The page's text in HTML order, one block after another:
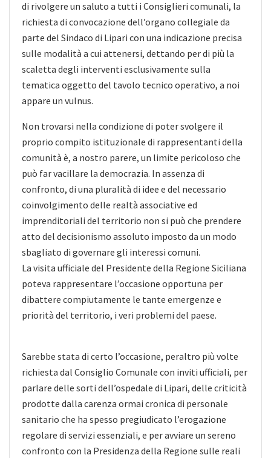
di rivolgere un saluto a tutti i Consiglieri comunali, la
richiesta di convocazione dell’organo collegiale da
parte del Sindaco di Lipari con una indicazione precisa
sulle modalità a cui attenersi, dettando per di più la
scaletta degli interventi esclusivamente sulla
tematica oggetto del tavolo tecnico operativo, a noi
appare un vulnus.
Non trovarsi nella condizione di poter svolgere il
proprio compito istituzionale di rappresentanti della
comunità è, a nostro parere, un limite pericoloso che
può far vacillare la democrazia. In assenza di
confronto, di una pluralità di idee e del necessario
coinvolgimento delle realtà associative ed
imprenditoriali del territorio non si può che prendere
atto del decisionismo assoluto imposto da un modo
sbagliato di governare gli interessi comuni.
La visita ufficiale del Presidente della Regione Siciliana
poteva rappresentare l’occasione opportuna per
dibattere compiutamente le tante emergenze e
priorità del territorio, i veri problemi del paese.
Sarebbe stata di certo l’occasione, peraltro più volte
richiesta dal Consiglio Comunale con inviti ufficiali, per
parlare delle sorti dell’ospedale di Lipari, delle criticità
prodotte dalla carenza ormai cronica di personale
sanitario che ha spesso pregiudicato l’erogazione
regolare di servizi essenziali, e per avviare un sereno
confronto con la Presidenza della Regione sulle reali